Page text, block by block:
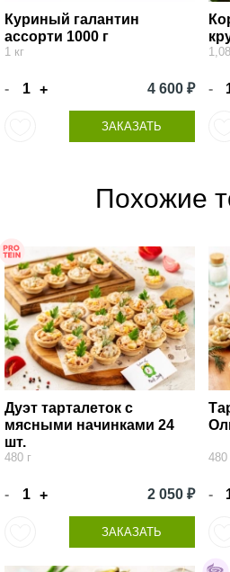
Куриный галантин
ассорти 1000 г
1 кг
- + 4 600 ₽
ЗАКАЗАТЬ
-
Похожие
Дуэт тарталеток с
мясными начинками 24
шт.
480 г
- + 2 050 ₽
ЗАКАЗАТЬ
480
-